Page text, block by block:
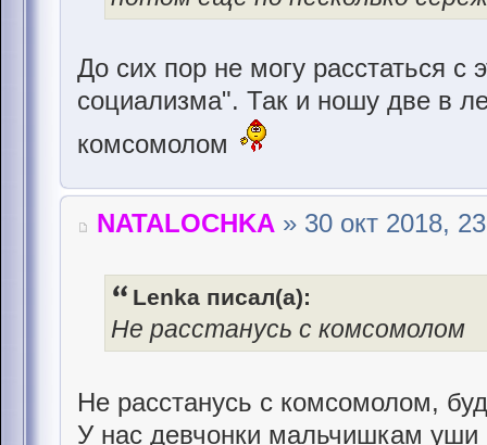
До сих пор не могу расстаться с
социализма". Так и ношу две в
комсомолом
NATALOCHKA » 30 окт 2018,
Lenka писал(а):
Не расстанусь с комсомолом
Не расстанусь с комсомолом,
У нас девчонки мальчишкам уши